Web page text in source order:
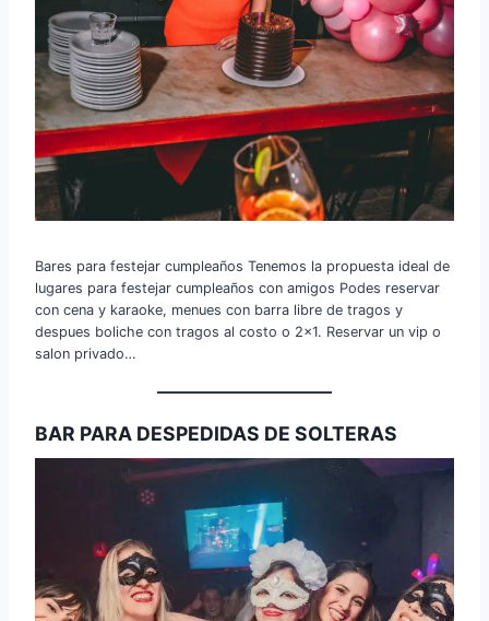
Bares para festejar cumpleaños Tenemos la propuesta ideal de
lugares para festejar cumpleaños con amigos Podes reservar
con cena y karaoke, menues con barra libre de tragos y
despues boliche con tragos al costo o 2×1. Reservar un vip o
salon privado…
BAR PARA DESPEDIDAS DE SOLTERAS